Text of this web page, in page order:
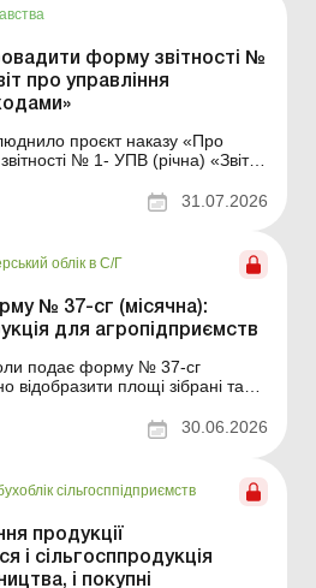
форму звітності №
про управління
проєкт наказу «Про
№ 1- УПВ (річна) «Звіт
звітності № 1-УПВ (річна)
відходами». Більше
31.07.2026
облік в С/Г
№ 37-сг (місячна):
для агропідприємств
подає форму № 37-сг
відобразити площі зібрані та
ситуації. Під час
зобов’язані
30.06.2026
сільгосппідприємств
продукції
і сільгосппродукція
і покупні